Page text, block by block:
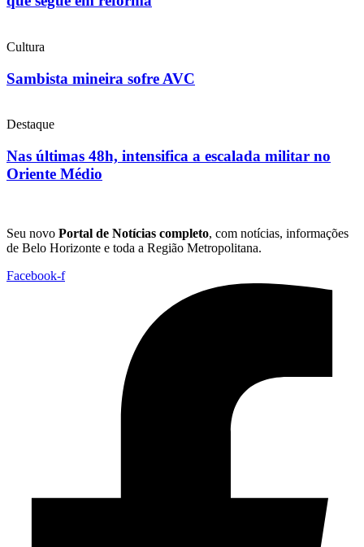
Cultura
Sambista mineira sofre AVC
Destaque
Nas últimas 48h, intensifica a escalada militar no
Oriente Médio
Seu novo Portal de Notícias completo, com notícias, informações
de Belo Horizonte e toda a Região Metropolitana.
Facebook-f